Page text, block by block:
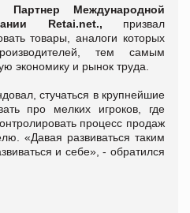
Партнер Международной
Retai.net., призвал
товары, аналоги которых
тем самым
экономику и рынок труда.
стучаться в крупнейшие
про мелких игроков, где
процесс продаж
«Давая развиваться таким
и себе», - обратился